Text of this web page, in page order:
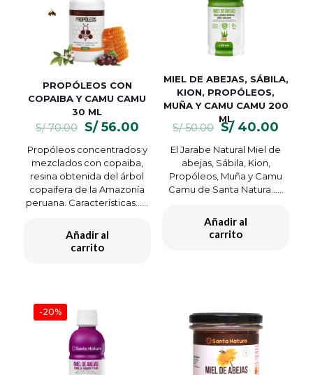
PROPÓLEOS CON
COPAIBA Y CAMU CAMU
30 ML
S/70.00
El
original
era:
S/ 70.00.
S/56.00El
actual
es:
S/ 56.00.
Propóleos concentrados y
mezclados con copaiba,
resina obtenida del árbol
copaifera de la Amazonía
peruana. Características…...
Añadir al
carrito
MIEL DE ABEJAS, SÁBILA,
KION, PROPÓLEOS,
MUÑA Y CAMU CAMU 200
ML
S/50.00 El
original
era:
S/ 50.00.
S/40.00
S/
El Jarabe Natural Miel de
abejas, Sábila, Kion,
Propóleos, Muña y Camu
Camu de Santa Natura…...
Añadir al
carrito
-20%